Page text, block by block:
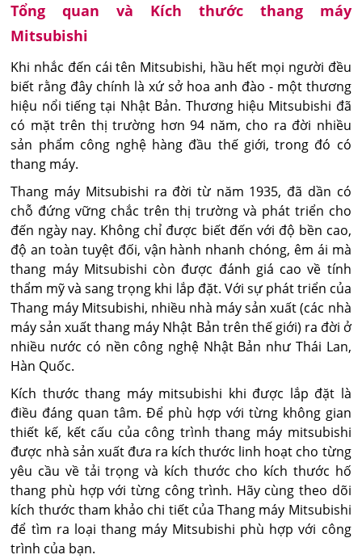
Tổng quan và Kích thước thang máy
Mitsubishi
Khi nhắc đến cái tên Mitsubishi, hầu hết mọi người đều
biết rằng đây chính là xứ sở hoa anh đào - một thương
hiệu nổi tiếng tại Nhật Bản. Thương hiệu Mitsubishi đã
có mặt trên thị trường hơn 94 năm, cho ra đời nhiều
sản phẩm công nghệ hàng đầu thế giới, trong đó có
thang máy.
Thang máy Mitsubishi ra đời từ năm 1935, đã dần có
chỗ đứng vững chắc trên thị trường và phát triển cho
đến ngày nay. Không chỉ được biết đến với độ bền cao,
độ an toàn tuyệt đối, vận hành nhanh chóng, êm ái mà
thang máy Mitsubishi còn được đánh giá cao về tính
thẩm mỹ và sang trọng khi lắp đặt. Với sự phát triển của
Thang máy Mitsubishi, nhiều nhà máy sản xuất (các nhà
máy sản xuất thang máy Nhật Bản trên thế giới) ra đời ở
nhiều nước có nền công nghệ Nhật Bản như Thái Lan,
Hàn Quốc.
Kích thước thang máy mitsubishi khi được lắp đặt là
điều đáng quan tâm. Để phù hợp với từng không gian
thiết kế, kết cấu của công trình thang máy mitsubishi
được nhà sản xuất đưa ra kích thước linh hoạt cho từng
yêu cầu về tải trọng và kích thước cho kích thước hố
thang phù hợp với từng công trình. Hãy cùng theo dõi
kích thước tham khảo chi tiết của Thang máy Mitsubishi
để tìm ra loại thang máy Mitsubishi phù hợp với công
trình của bạn.